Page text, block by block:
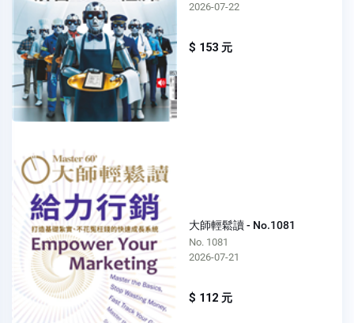
2026-07-22
$ 153 元
大師輕鬆讀 - No.1081
No. 1081
2026-07-21
$ 112 元